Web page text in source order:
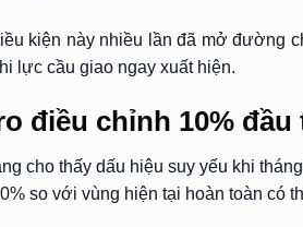
kiện này nhiều lần đã mở đường
lực cầu giao ngay xuất hiện.
điều chỉnh 10% đầu
cho thấy dấu hiệu suy yếu khi
so với vùng hiện tại hoàn toàn có